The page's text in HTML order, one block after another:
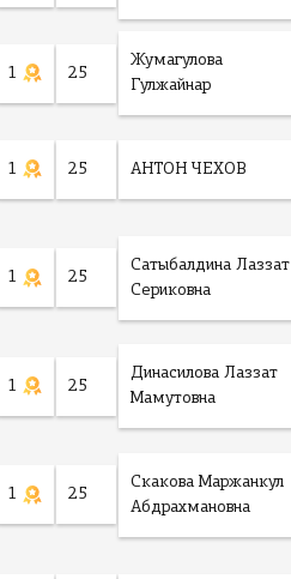
1 25
Жумагулова
Гулжайнар
1 25 АНТОН ЧЕХОВ
1 25
Сатыбалдина Лаззат
Сериковна
1 25
Динасилова Лаззат
Мамутовна
1 25
Скакова Маржанкул
Абдрахмановна